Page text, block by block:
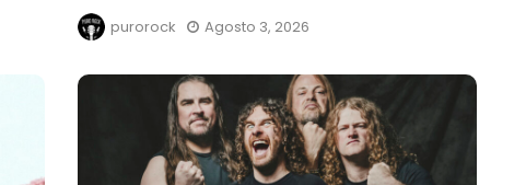
purorock Agosto 3, 2026